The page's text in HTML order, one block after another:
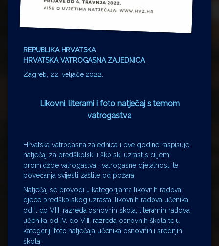
REPUBLIKA HRVATSKA
HRVATSKA VATROGASNA ZAJEDNICA
Zagreb, 22. veljače 2022.
Likovni, literarni i foto natječaj s temom
vatrogastva
Hrvatska vatrogasna zajednica i ove godine raspisuje
natječaj za predškolski i školski uzrast s ciljem
promidžbe vatrogastva i vatrogasne djelatnosti te
povećanja svijesti zaštite od požara.
Natječaj se provodi u kategorijama likovnih radova
djece predškolskog uzrasta, likovnih radova učenika
od I. do VIII. razreda osnovnih škola, literarnih radova
učenika od IV. do VIII. razreda osnovnih škola te u
kategoriji foto natječaja učenika osnovnih i srednjih
škola.